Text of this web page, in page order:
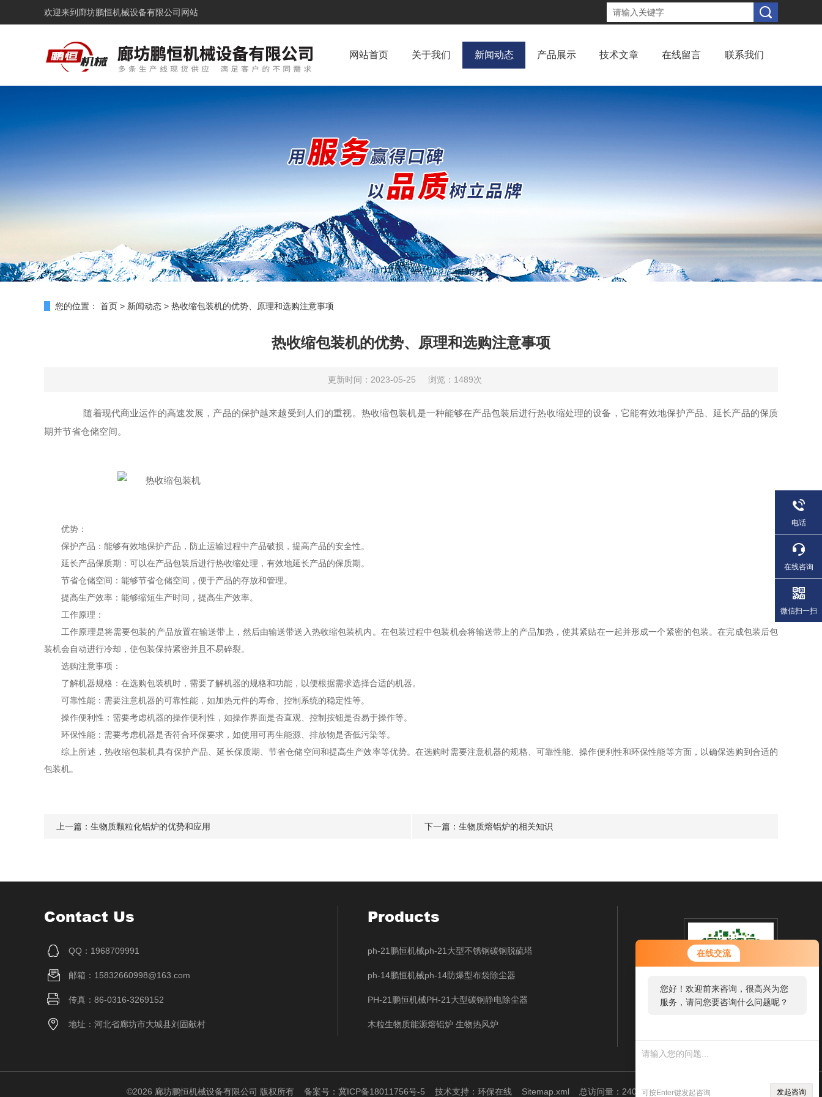
在线交流
您好！欢迎前来咨询，很高兴为您
服务，请问您要咨询什么问题呢？
了需求产品，您可以直接在线与我
联系！
可按Enter键发起咨询 发起咨询
欢迎来到 廊坊鹏恒机械设备有限公司网站
网站首页 关于我们 新闻动态 产品展示 技术文章 在线留言 联系我们
您的位置： 首页 > 新闻动态 > 热收缩包装机的优势、原理和选购注意事项
热收缩包装机的优势、原理和选购注意事项
更新时间：2023-05-25 浏览：1489次
随着现代商业运作的高速发展，产品的保护越来越受到人们的重视。热收缩包装机是一种能够在产品包装后进行热收缩处理的设备，它能有效地保护产品、延长产品的保质
期并节省仓储空间。
优势：
保护产品：能够有效地保护产品，防止运输过程中产品破损，提高产品的安全性。
延长产品保质期：可以在产品包装后进行热收缩处理，有效地延长产品的保质期。
节省仓储空间：能够节省仓储空间，便于产品的存放和管理。
提高生产效率：能够缩短生产时间，提高生产效率。
工作原理：
工作原理是将需要包装的产品放置在输送带上，然后由输送带送入热收缩包装机内。在包装过程中包装机会将输送带上的产品加热，使其紧贴在一起并形成一个紧密的包装。在完成包装后包
装机会自动进行冷却，使包装保持紧密并且不易碎裂。
选购注意事项：
了解机器规格：在选购包装机时，需要了解机器的规格和功能，以便根据需求选择合适的机器。
可靠性能：需要注意机器的可靠性能，如加热元件的寿命、控制系统的稳定性等。
操作便利性：需要考虑机器的操作便利性，如操作界面是否直观、控制按钮是否易于操作等。
环保性能：需要考虑机器是否符合环保要求，如使用可再生能源、排放物是否低污染等。
综上所述，热收缩包装机具有保护产品、延长保质期、节省仓储空间和提高生产效率等优势。在选购时需要注意机器的规格、可靠性能、操作便利性和环保性能等方面，以确保选购到合适的
包装机。
上一篇： 生物质颗粒化铝炉的优势和应用 下一篇： 生物质熔铝炉的相关知识
Contact Us
QQ：1968709991
邮箱：15832660998@163.com
传真：86-0316-3269152
地址：河北省廊坊市大城县刘固献村
Products
ph-21鹏恒机械ph-21大型不锈钢碳钢脱硫塔
ph-14鹏恒机械ph-14防爆型布袋除尘器
PH-21鹏恒机械PH-21大型碳钢静电除尘器
木粒生物质能源熔铝炉 生物热风炉
©2026 廊坊鹏恒机械设备有限公司 版权所有 备案号：冀ICP备18011756号-5 技术支持： 环保在线 Sitemap.xml 总访问量：240815管理登陆
电话
在线咨询
微信扫一扫